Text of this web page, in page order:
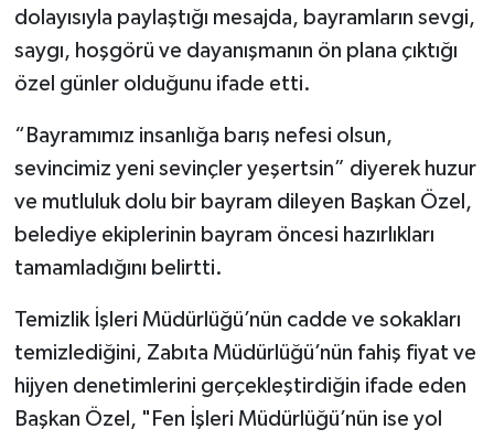
dolayısıyla paylaştığı mesajda, bayramların sevgi,
saygı, hoşgörü ve dayanışmanın ön plana çıktığı
özel günler olduğunu ifade etti.
“Bayramımız insanlığa barış nefesi olsun,
sevincimiz yeni sevinçler yeşertsin” diyerek huzur
ve mutluluk dolu bir bayram dileyen Başkan Özel,
belediye ekiplerinin bayram öncesi hazırlıkları
tamamladığını belirtti.
Temizlik İşleri Müdürlüğü’nün cadde ve sokakları
temizlediğini, Zabıta Müdürlüğü’nün fahiş fiyat ve
hijyen denetimlerini gerçekleştirdiğin ifade eden
Başkan Özel, "Fen İşleri Müdürlüğü’nün ise yol